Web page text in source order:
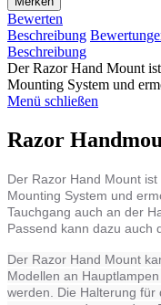
Bewerten
Beschreibung
Beschreibung
Der Razor Hand Mount
Mounting System und
Menü schließen
Razor
Der Razor Hand Mount
Mounting System und
Tauchgang auch an der
Passend kann dazu auch
Der Razor Hand Mount
Modellen an
werden. Die Halterung für